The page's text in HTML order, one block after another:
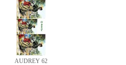
AUDREY 62